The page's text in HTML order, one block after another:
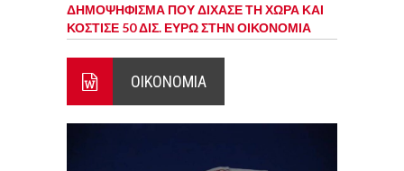
ΔΗΜΟΨΗΦΙΣΜΑ ΠΟΥ ΔΙΧΑΣΕ ΤΗ ΧΩΡΑ ΚΑΙ
ΚΟΣΤΙΣΕ 50 ΔΙΣ. ΕΥΡΩ ΣΤΗΝ ΟΙΚΟΝΟΜΙΑ
ΟΙΚΟΝΟΜΙΑ